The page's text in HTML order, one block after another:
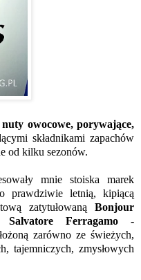
owocowe, porywające,
składnikami zapachów
od kilku sezonów.
mnie stoiska marek
prawdziwie letnią, kipiącą
zatytułowaną Bonjour
Salvatore Ferragamo-
zarówno ze świeżych,
tajemniczych, zmysłowych